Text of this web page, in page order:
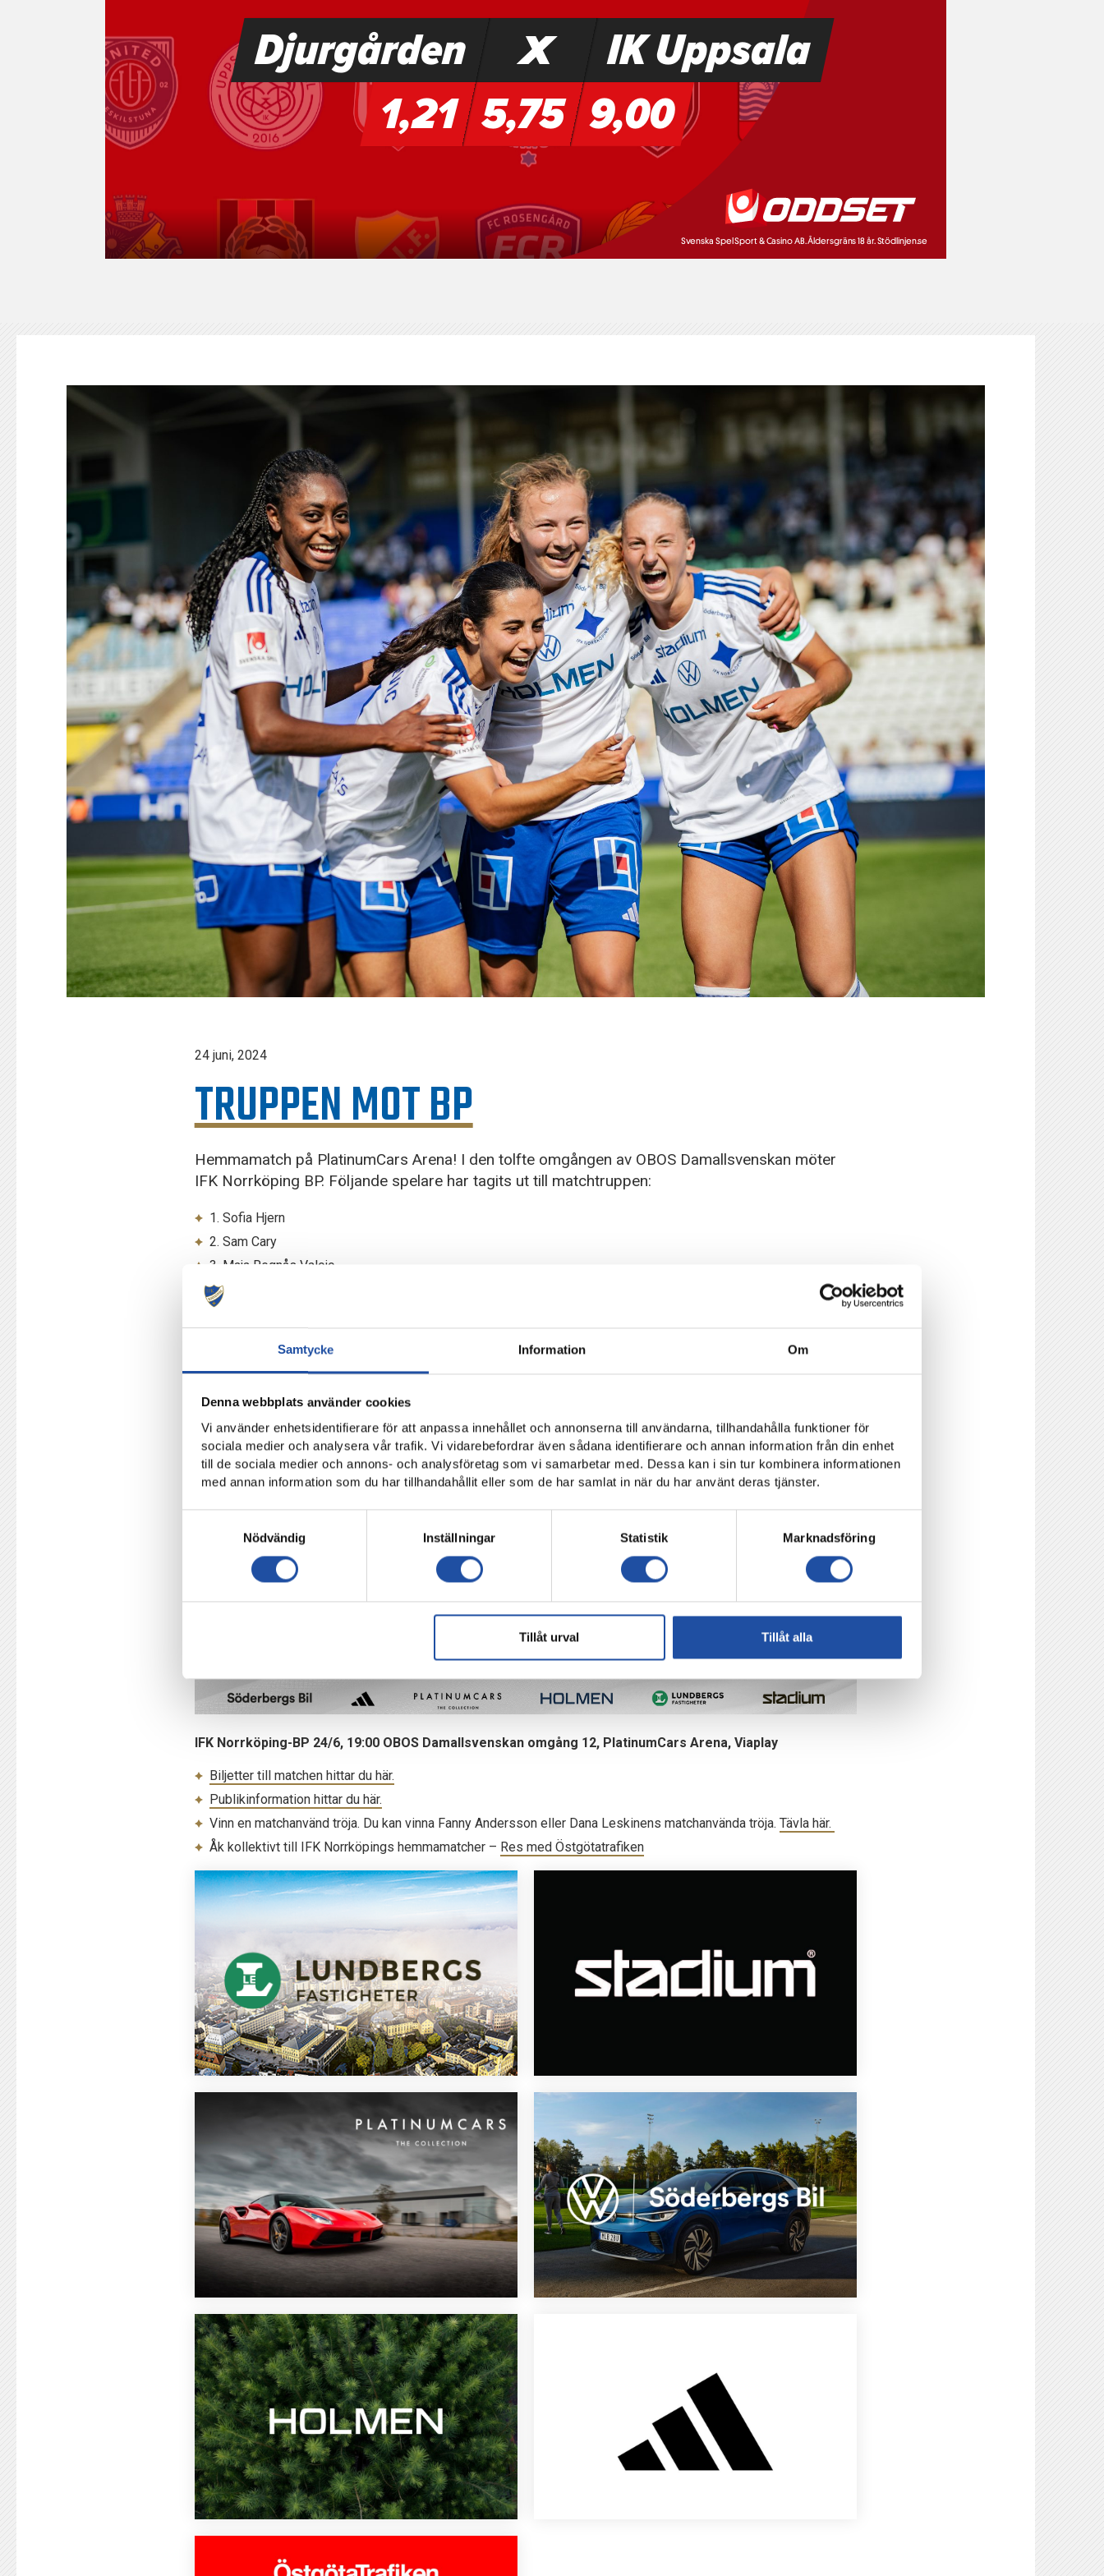
Samtycke Information Om
Denna webbplats använder cookies
Vi använder enhetsidentifierare för att anpassa innehållet och annonserna till användarna, tillhandahålla funktioner för
sociala medier och analysera vår trafik. Vi vidarebefordrar även sådana identifierare och annan information från din enhet
till de sociala medier och annons- och analysföretag som vi samarbetar med. Dessa kan i sin tur kombinera informationen
med annan information som du har tillhandahållit eller som de har samlat in när du har använt deras tjänster.
Nödvändig
Inställningar Statistik Marknadsföring
Tillåt urval Tillåt alla
125-IFKARE
24 juni, 2024
TRUPPEN MOT BP
Hemmamatch på PlatinumCars Arena! I den tolfte omgången av OBOS Damallsvenskan möter
IFK Norrköping BP. Följande spelare har tagits ut till matchtruppen:
1. Sofia Hjern
2. Sam Cary
3. Maja Regnås Valcic
4. Ebba Handfast
5. My Cato
8. Molly Wiklander
10. Wilma Leidhammar
11. Vesna Milivojevic
14. Elsa Burvall
17. Alexandra Hellekant
23. Maya Antoine
24. Agnes Karlsson (F17)
Sjuka, skadade, frånvarande: Dana Leskinen, Viktoria Veber, Svea Rehnberg och Jennie Egeriis.
IFK Norrköping-BP 24/6, 19:00 OBOS Damallsvenskan omgång 12, PlatinumCars Arena, Viaplay
Biljetter till matchen hittar du här.
Publikinformation hittar du här.
Vinn en matchanvänd tröja. Du kan vinna Fanny Andersson eller Dana Leskinens matchanvända tröja. Tävla här.
Åk kollektivt till IFK Norrköpings hemmamatcher – Res med Östgötatrafiken